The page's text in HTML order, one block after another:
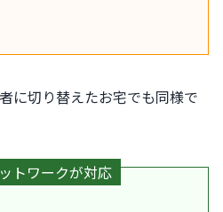
に切り替えたお宅でも同様で
トワークが対応